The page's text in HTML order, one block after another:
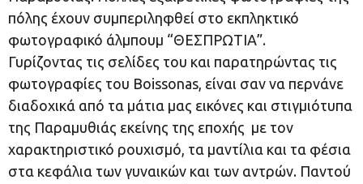
πόλης έχουν συμπεριληφθεί στο εκπληκτικό
φωτογραφικό άλμπουμ “ΘΕΣΠΡΩΤΙΑ”.
Γυρίζοντας τις σελίδες του και παρατηρώντας τις
φωτογραφίες του Boissonas, είναι σαν να περνάνε
διαδοχικά από τα μάτια μας εικόνες και στιγμιότυπα
της Παραμυθιάς εκείνης της εποχής με τον
χαρακτηριστικό ρουχισμό, τα μαντίλια και τα φέσια
στα κεφάλια των γυναικών και των αντρών. Παντού